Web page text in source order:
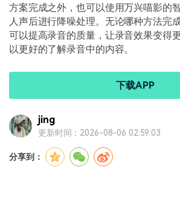
方案完成之外，也可以使用万兴喵影的
人声后进行降噪处理。无论哪种方法完
可以提高录音的质量，让录音效果变得
以更好的了解录音中的内容。
下载APP
jing
更新时间：2026-08-06 02:59:03
分享到：